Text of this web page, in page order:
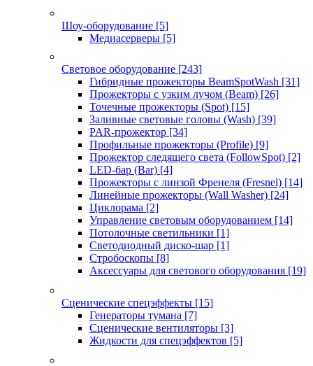
Шоу-оборудование [5]
Медиасерверы [5]
Световое оборудование [243]
Гибридные прожекторы BeamSpotWash [31]
Прожекторы с узким лучом (Beam) [26]
Точечные прожекторы (Spot) [15]
Заливные световые головы (Wash) [39]
PAR-прожектор [34]
Профильные прожекторы (Profile) [9]
Прожектор следящего света (FollowSpot) [2]
LED-бар (Bar) [4]
Прожекторы с линзой Френеля (Fresnel) [14]
Линейные прожекторы (Wall Washer) [24]
Циклорама [2]
Управление световым оборудованием [14]
Потолочные светильники [1]
Светодиодный диско-шар [1]
Стробоскопы [8]
Аксессуары для светового оборудования [19]
Сценические спецэффекты [15]
Генераторы тумана [7]
Сценические вентиляторы [3]
Жидкости для спецэффектов [5]